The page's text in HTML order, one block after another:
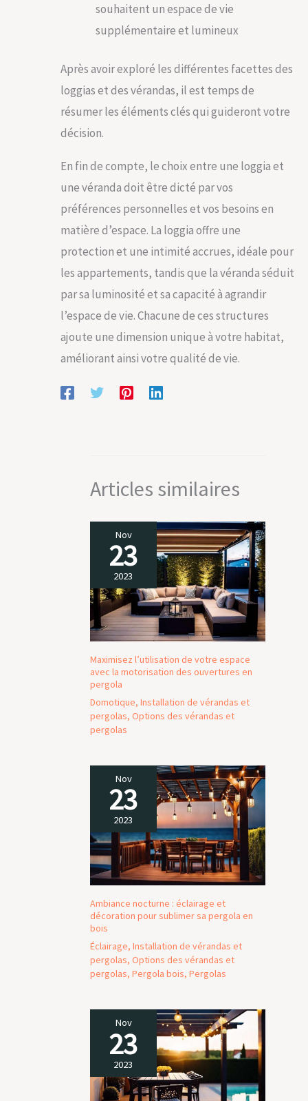
souhaitent un espace de vie
supplémentaire et lumineux
Après avoir exploré les différentes facettes des
loggias et des vérandas, il est temps de
résumer les éléments clés qui guideront votre
décision.
En fin de compte, le choix entre une loggia et
une véranda doit être dicté par vos
préférences personnelles et vos besoins en
matière d’espace. La loggia offre une
protection et une intimité accrues, idéale pour
les appartements, tandis que la véranda séduit
par sa luminosité et sa capacité à agrandir
l’espace de vie. Chacune de ces structures
ajoute une dimension unique à votre habitat,
améliorant ainsi votre qualité de vie.
Articles similaires
Nov
23
2023
Maximisez l’utilisation de votre espace
avec la motorisation des ouvertures en
pergola
Domotique, Installation de vérandas et
pergolas, Options des vérandas et
pergolas
Nov
23
2023
Ambiance nocturne : éclairage et
décoration pour sublimer sa pergola en
bois
Éclairage, Installation de vérandas et
pergolas, Options des vérandas et
pergolas, Pergola bois, Pergolas
Nov
23
2023